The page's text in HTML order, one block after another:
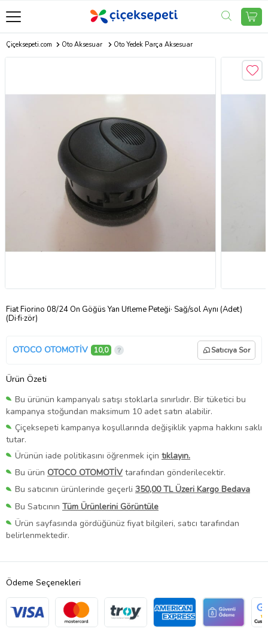
Çiçeksepeti.com Oto Aksesuar Oto Yedek Parça Aksesuar
Fiat Fiorino 08/24 Ön Göğüs Yan Üfleme Peteği· Sağ/sol Aynı (Adet)
(Di·fi·zör)
OTOCO OTOMOTİV 10,0 Satıcıya Sor
Ürün Özeti
Bu ürünün kampanyalı satışı stoklarla sınırlıdır. Bir tüketici bu
kampanya stoğundan maksimum 10 adet satın alabilir.
Çiçeksepeti kampanya koşullarında değişiklik yapma hakkını saklı
tutar.
Ürünün iade politikasını öğrenmek için tıklayın.
Bu ürün OTOCO OTOMOTİV tarafından gönderilecektir.
Bu satıcının ürünlerinde geçerli 350,00 TL Üzeri Kargo Bedava
Bu Satıcının Tüm Ürünlerini Görüntüle
Ürün sayfasında gördüğünüz fiyat bilgileri, satıcı tarafından
belirlenmektedir.
Ödeme Seçenekleri